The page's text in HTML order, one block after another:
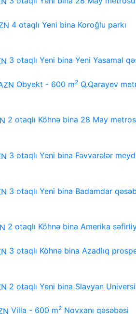
4 otaqlı Yeni bina Koroğlu parkı
3 otaqlı Yeni bina Yeni Yasamal
Obyekt - 600 m2 Q.Qarayev
2 otaqlı Köhnə bina 28 May
3 otaqlı Yeni bina Fəvvarələr
3 otaqlı Yeni bina Badamdar
2 otaqlı Köhnə bina Amerika
3 otaqlı Köhnə bina Azadlıq
2 otaqlı Yeni bina Slavyan
Villa - 600 m2 Novxanı qəsəbəsi